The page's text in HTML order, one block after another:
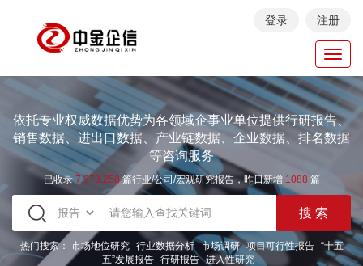
登录 注册
依托专业权威数据优势为各领域企事业单位提供行研报告、
销售数据、进出口数据、产业链数据、企业数据、排名数据
等咨询服务
已收录7.973.258篇行业/公司/宏观研究报告，昨日新增 1088 篇
热门搜索： 市场地位研究 行业数据分析 市场调研 项目可行性报告
“十五
五”发展报告 行研报告 进入性研究